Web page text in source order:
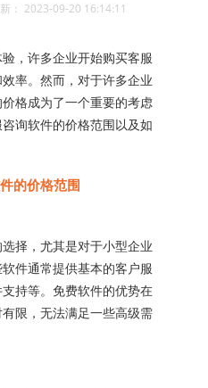
： 2023-09-20 16:14:11
，许多企业开始购买客服
率。然而，对于许多企业
格成为了一个重要的考虑
询软件的价格范围以及如
的价格范围
择，尤其是对于小型企业
件通常提供基本的客户服
持等。免费软件的优势在
限，无法满足一些高级需